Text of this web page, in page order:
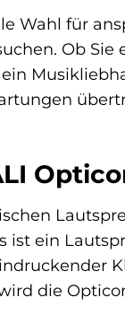
Wahl für
Ob
ein
die